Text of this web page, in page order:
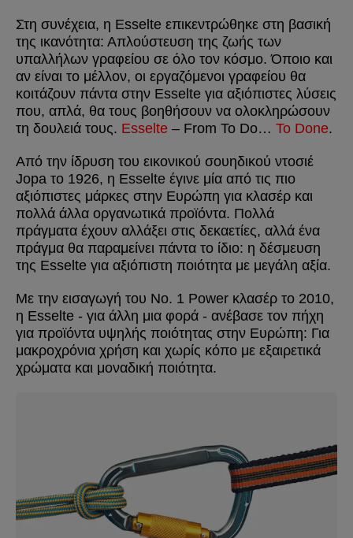
Στη συνέχεια, η Esselte επικεντρώθηκε στη βασική
της ικανότητα: Απλούστευση της ζωής των
υπαλλήλων γραφείου σε όλο τον κόσμο. Όποιο και
αν είναι το μέλλον, οι εργαζόμενοι γραφείου θα
κοιτάζουν πάντα στην Esselte για αξιόπιστες λύσεις
που, απλά, θα τους βοηθήσουν να ολοκληρώσουν
τη δουλειά τους. Esselte – From To Do… To Done.
Από την ίδρυση του εικονικού σουηδικού ντοσιέ
Jopa το 1926, η Esselte έγινε μία από τις πιο
αξιόπιστες μάρκες στην Ευρώπη για κλασέρ και
πολλά άλλα οργανωτικά προϊόντα. Πολλά
πράγματα έχουν αλλάξει στις δεκαετίες, αλλά ένα
πράγμα θα παραμείνει πάντα το ίδιο: η δέσμευση
της Esselte για αξιόπιστη ποιότητα με μεγάλη αξία.
Με την εισαγωγή του Νο. 1 Power κλασέρ το 2010,
η Esselte - για άλλη μια φορά - ανέβασε τον πήχη
για προϊόντα υψηλής ποιότητας στην Ευρώπη: Για
μακροχρόνια χρήση και χωρίς κόπο με εξαιρετικά
χρώματα και μοναδική ποιότητα.